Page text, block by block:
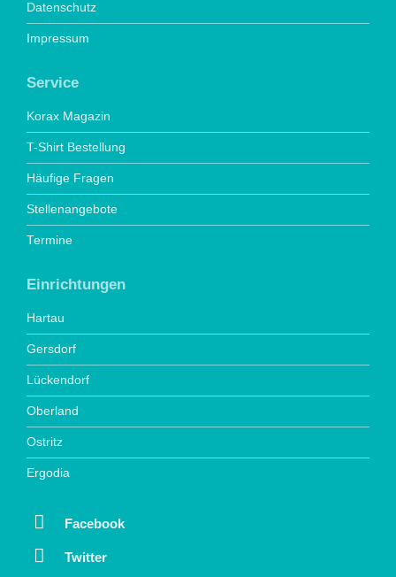
Datenschutz
Impressum
Service
Korax Magazin
T-Shirt Bestellung
Häufige Fragen
Stellenangebote
Termine
Einrichtungen
Hartau
Gersdorf
Lückendorf
Oberland
Ostritz
Ergodia
Facebook
Twitter